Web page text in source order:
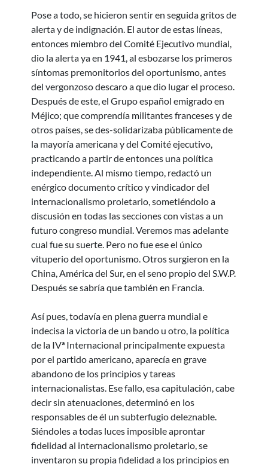
Pose a todo, se hicieron sentir en seguida gritos de
alerta y de indignación. El autor de estas líneas,
entonces miembro del Comité Ejecutivo mundial,
dio la alerta ya en 1941, al esbozarse los primeros
síntomas premonitorios del oportunismo, antes
del vergonzoso descaro a que dio lugar el proceso.
Después de este, el Grupo español emigrado en
Méjico; que comprendía militantes franceses y de
otros países, se des-solidarizaba públicamente de
la mayoría americana y del Comité ejecutivo,
practicando a partir de entonces una política
independiente. Al mismo tiempo, redactó un
enérgico documento crítico y vindicador del
internacionalismo proletario, sometiéndolo a
discusión en todas las secciones con vistas a un
futuro congreso mundial. Veremos mas adelante
cual fue su suerte. Pero no fue ese el único
vituperio del oportunismo. Otros surgieron en la
China, América del Sur, en el seno propio del S.W.P.
Después se sabría que también en Francia.
Así pues, todavía en plena guerra mundial e
indecisa la victoria de un bando u otro, la política
de la IVª Internacional principalmente expuesta
por el partido americano, aparecía en grave
abandono de los principios y tareas
internacionalistas. Ese fallo, esa capitulación, cabe
decir sin atenuaciones, determinó en los
responsables de él un subterfugio deleznable.
Siéndoles a todas luces imposible aprontar
fidelidad al internacionalismo proletario, se
inventaron su propia fidelidad a los principios en